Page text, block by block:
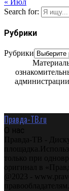
Search for:
Рубрики
Рубрики
Правда-ТВ.ru
О нас
Правда-ТВ -
только при
оригинал в
@2023 -
правообладателям.